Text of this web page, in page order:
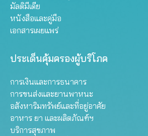
มัลติมีเดีย
หนังสือและคู่มือ
เอกสารเผยแพร่
ประเด็นคุ้มครองผู้บริโภค
การเงินและการธนาคาร
การขนส่งและยานพาหนะ
อสังหาริมทรัพย์และที่อยู่อาศัย
อาหาร ยา และผลิตภัณฑ์ฯ
บริการสุขภาพ